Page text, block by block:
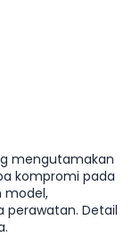
mengutamakan
kompromi pada
model,
perawatan. Detail